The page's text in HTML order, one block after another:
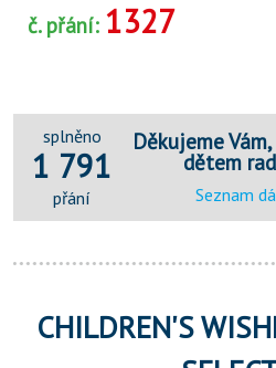
č. přání: 1327
splněno
1 791
přání
Děkujeme
dětem
Seznam
CHILDREN'S